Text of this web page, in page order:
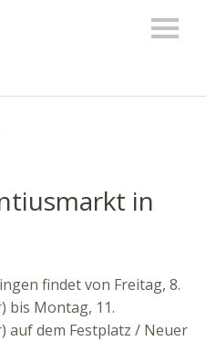
in
findet von Freitag, 8.
bis Montag, 11.
auf dem Festplatz / Neuer